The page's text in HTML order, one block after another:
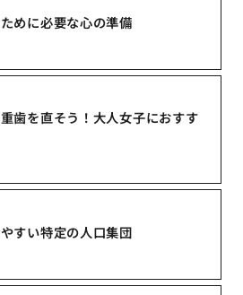
めに必要な心の準備
歯を直そう！大人女子におすす
すい特定の人口集団